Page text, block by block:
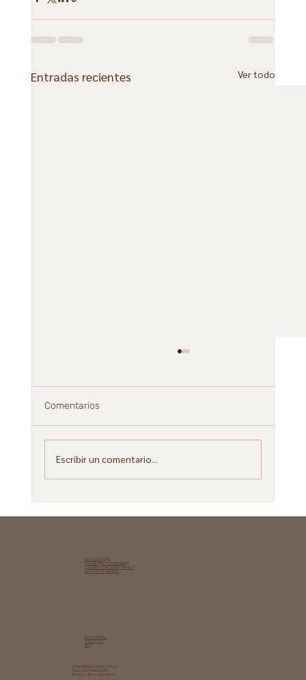
Entradas recientes Ver todo
Comentarios
Escribir un comentario...
maga@bytheweb.com.ar
Tel: +54 11 6864 1001
Buenos Aires, Argentina
Nuestro Equipo
Estrategia de Marketing​
¿Qué nos hace diferentes?
Nuestros Trabajos
Testimonios
Hablemos
Blog